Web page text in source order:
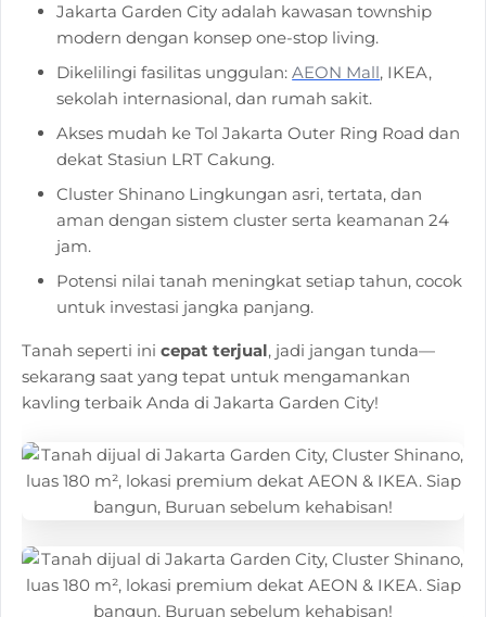
Jakarta Garden City adalah kawasan township
modern dengan konsep one-stop living.
Dikelilingi fasilitas unggulan:AEON Mall, IKEA,
sekolah internasional, dan rumah sakit.
Akses mudah ke Tol Jakarta Outer Ring Road dan
dekat Stasiun LRT Cakung.
Cluster Shinano Lingkungan asri, tertata, dan
aman dengan sistem cluster serta keamanan 24
jam.
Potensi nilai tanah meningkat setiap tahun, cocok
untuk investasi jangka panjang.
Tanah seperti inicepat terjual, jadi jangan tunda—
sekarang saat yang tepat untuk mengamankan
kavling terbaik Anda di Jakarta Garden City!